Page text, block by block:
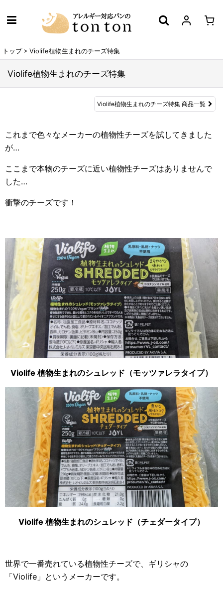
トップ > Violife植物生まれのチーズ特集
Violife植物生まれのチーズ特集
Violife植物生まれのチーズ特集 商品一覧
これまで色々なメーカーの植物性チーズを試してきました
が…
ここまで本物のチーズに近い植物性チーズはありませんで
した…
衝撃のチーズです！
Violife 植物生まれのシュレッド（モッツァレラタイプ）
Violife 植物生まれのシュレッド（チェダータイプ）
世界で一番売れている植物性チーズで、ギリシャの
「Violife」というメーカーです。